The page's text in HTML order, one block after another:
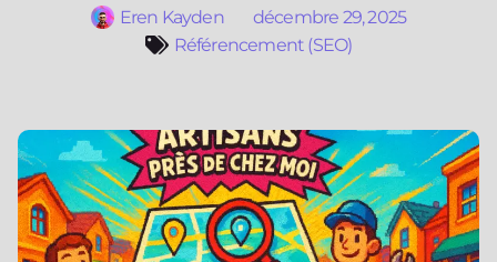
Eren Kayden
décembre 29, 2025
Référencement (SEO)